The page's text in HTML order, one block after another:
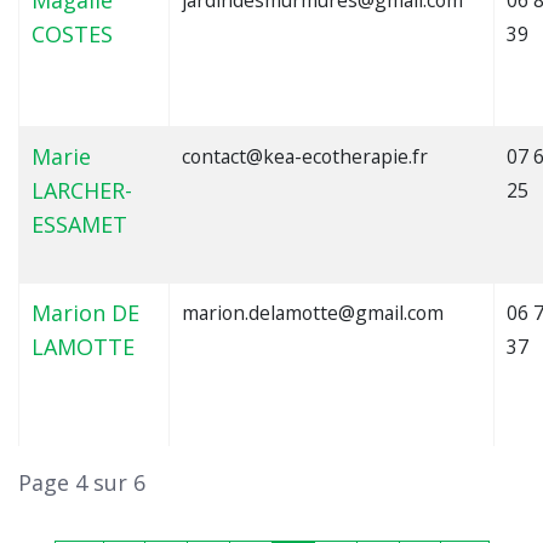
COSTES
39
Marie
LARCHER-
ESSAMET
contact@kea-ecotherapie.fr
07
25
Marion DE
LAMOTTE
marion.delamotte@gmail.com
06
37
Martine
brule.martine@vivharmonie.com
Page 4 sur 6